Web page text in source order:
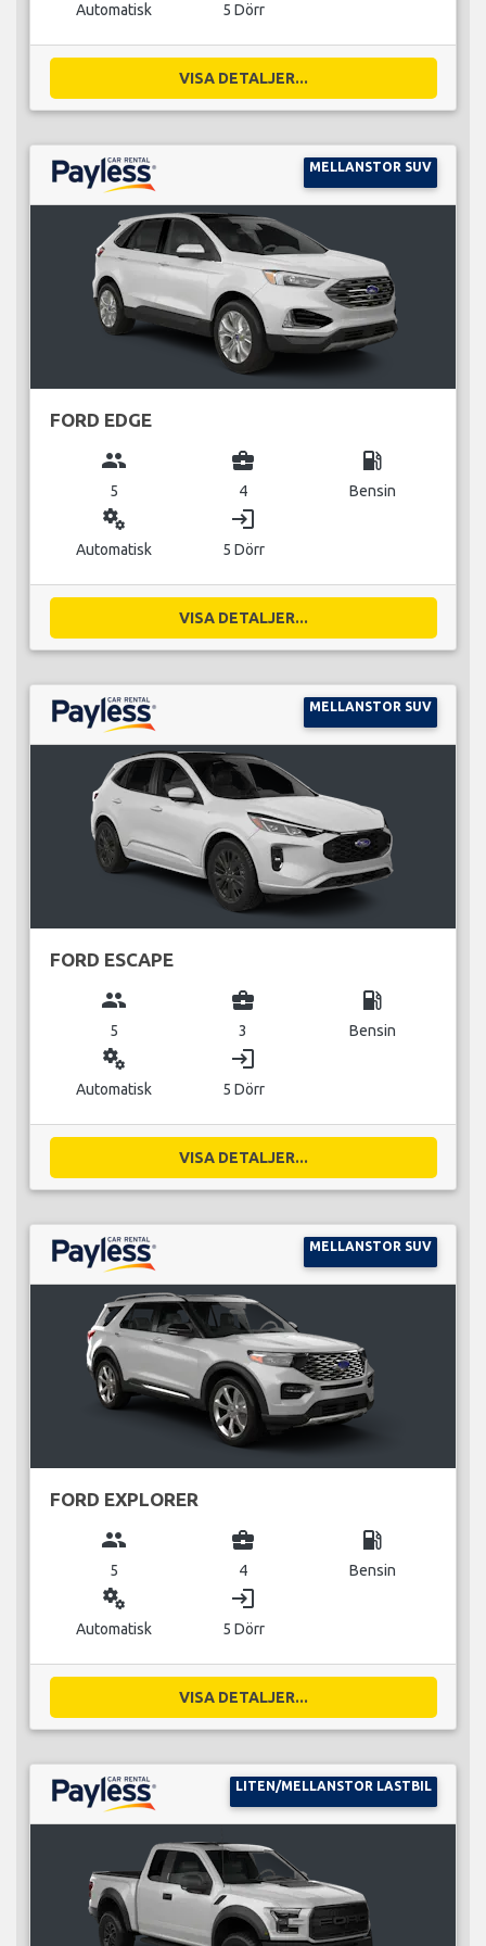
Automatisk 5 Dörr
VISA DETALJER...
MELLANSTOR SUV
FORD EDGE
group
5
business_center
4
local_gas_station
Bensin
miscellaneous_services
Automatisk
login
5 Dörr
VISA DETALJER...
MELLANSTOR SUV
FORD ESCAPE
group
5
business_center
3
local_gas_station
Bensin
miscellaneous_services
Automatisk
login
5 Dörr
VISA DETALJER...
MELLANSTOR SUV
FORD EXPLORER
group
5
business_center
4
local_gas_station
Bensin
miscellaneous_services
Automatisk
login
5 Dörr
VISA DETALJER...
LITEN/MELLANSTOR LASTBIL